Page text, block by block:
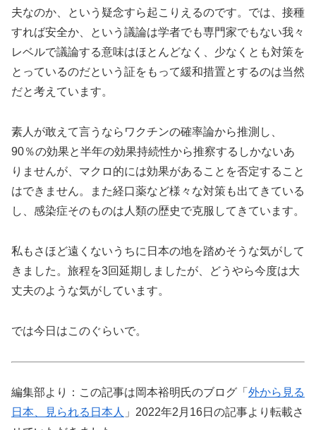
夫なのか、という疑念すら起こりえるのです。では、接種
すれば安全か、という議論は学者でも専門家でもない我々
レベルで議論する意味はほとんどなく、少なくとも対策を
とっているのだという証をもって緩和措置とするのは当然
だと考えています。
素人が敢えて言うならワクチンの確率論から推測し、
90％の効果と半年の効果持続性から推察するしかないあ
りませんが、マクロ的には効果があることを否定すること
はできません。また経口薬など様々な対策も出てきている
し、感染症そのものは人類の歴史で克服してきています。
私もさほど遠くないうちに日本の地を踏めそうな気がして
きました。旅程を3回延期しましたが、どうやら今度は大
丈夫のような気がしています。
では今日はこのぐらいで。
編集部より：この記事は岡本裕明氏のブログ「 外から見る
日本、見られる日本人 」2022年2月16日の記事より転載さ